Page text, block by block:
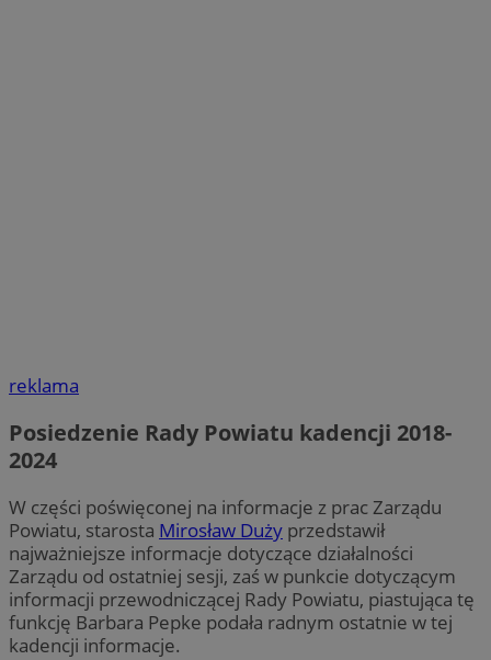
reklama
Posiedzenie Rady Powiatu kadencji 2018-
2024
W części poświęconej na informacje z prac Zarządu
Powiatu, starosta Mirosław Duży przedstawił
najważniejsze informacje dotyczące działalności
Zarządu od ostatniej sesji, zaś w punkcie dotyczącym
informacji przewodniczącej Rady Powiatu, piastująca tę
funkcję Barbara Pepke podała radnym ostatnie w tej
kadencji informacje.